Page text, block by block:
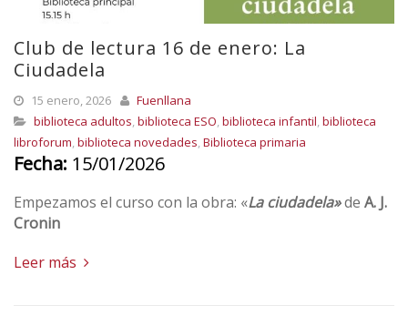
Club de lectura 16 de enero: La
Ciudadela
15 enero, 2026
Fuenllana
biblioteca adultos, biblioteca ESO, biblioteca infantil, biblioteca
libroforum, biblioteca novedades, Biblioteca primaria
Fecha: 15/01/2026
Empezamos el curso con la obra: «La ciudadela»de A. J.
Cronin
Leer más